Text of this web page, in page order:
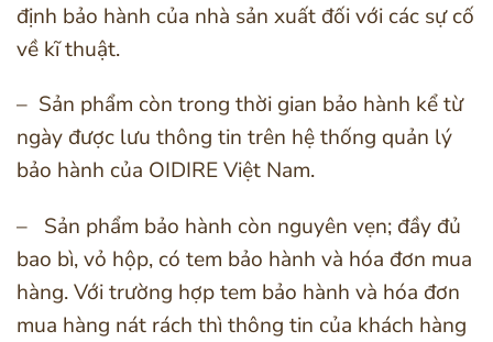
định bảo hành của nhà sản xuất đối với các sự cố
về kĩ thuật.
– Sản phẩm còn trong thời gian bảo hành kể từ
ngày được lưu thông tin trên hệ thống quản lý
bảo hành của OIDIRE Việt Nam.
– Sản phẩm bảo hành còn nguyên vẹn; đầy đủ
bao bì, vỏ hộp, có tem bảo hành và hóa đơn mua
hàng. Với trường hợp tem bảo hành và hóa đơn
mua hàng nát rách thì thông tin của khách hàng